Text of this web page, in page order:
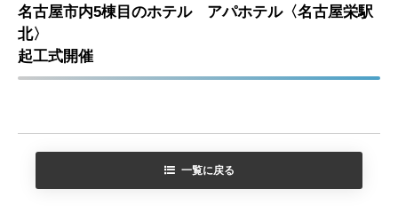
名古屋市内5棟目のホテル アパホテル〈名古屋栄駅
北〉
起工式開催
一覧に戻る